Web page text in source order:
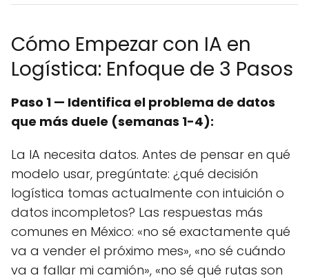
Cómo Empezar con IA en
Logística: Enfoque de 3 Pasos
Paso 1 — Identifica el problema de datos
que más duele (semanas 1-4):
La IA necesita datos. Antes de pensar en qué
modelo usar, pregúntate: ¿qué decisión
logística tomas actualmente con intuición o
datos incompletos? Las respuestas más
comunes en México: «no sé exactamente qué
va a vender el próximo mes», «no sé cuándo
va a fallar mi camión», «no sé qué rutas son